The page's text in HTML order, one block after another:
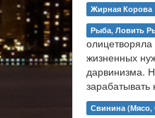
Жирная Корова
Рыба, Ловить
жизненных
дарвинизма.
Свинина (мясо,